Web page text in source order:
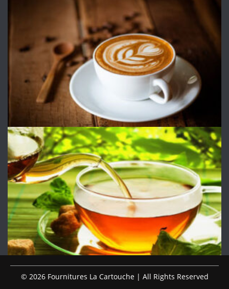
© 2026 Fournitures La Cartouche | All Rights Reserved